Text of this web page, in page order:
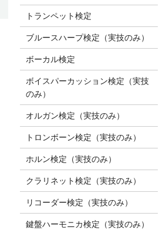
トランペット検定
ブルースハープ検定（実技のみ）
ボーカル検定
ボイスパーカッション検定（実技
のみ）
オルガン検定（実技のみ）
トロンボーン検定（実技のみ）
ホルン検定（実技のみ）
クラリネット検定（実技のみ）
リコーダー検定（実技のみ）
鍵盤ハーモニカ検定（実技のみ）